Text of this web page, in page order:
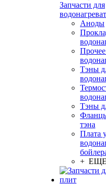
Запчасти для
Аноды
Тэны
Тэны
тэна
Плата
+